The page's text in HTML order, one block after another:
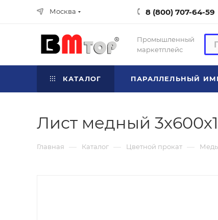
Москва 8 (800) 707-64-59
Промышленный
маркетплейс
КАТАЛОГ ПАРАЛЛЕЛЬНЫЙ
Лист медный
Главная — Каталог — Цветной прокат — Медь